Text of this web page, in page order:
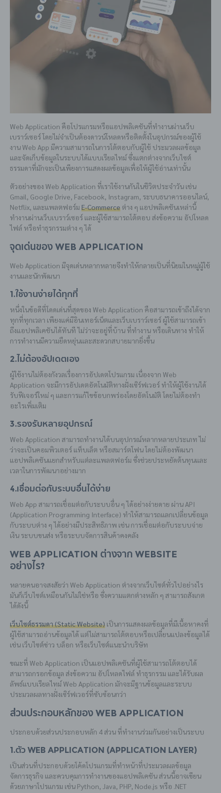
Web Application คือโปรแกรมหรือแอปพลิเคชันที่ทำงานผ่านเว็บ
เบราว์เซอร์ โดยไม่จำเป็นต้องดาวน์โหลดหรือติดตั้งในอุปกรณ์ของผู้ใช้
งาน Web App มีความสามารถในการโต้ตอบกับผู้ใช้ ประมวลผลข้อมูล
และจัดเก็บข้อมูลในระบบได้แบบเรียลไทม์ ซึ่งแตกต่างจากเว็บไซต์
ธรรมดาที่มักจะเป็นเพียงการแสดงผลข้อมูลเพื่อให้ผู้ใช้อ่านเท่านั้น
ตัวอย่างของ Web Application ที่เราใช้งานกันในชีวิตประจำวัน เช่น
Gmail, Google Drive, Facebook, Instagram, ระบบธนาคารออนไลน์,
Netflix, และแพลตฟอร์ม E-Commerce ต่าง ๆ แอปพลิเคชันเหล่านี้
ทำงานผ่านเว็บเบราว์เซอร์ และผู้ใช้สามารถโต้ตอบ ส่งข้อความ อัปโหลด
ไฟล์ หรือทำธุรกรรมต่าง ๆ ได้
จุดเด่นของ Web Application
Web Application มีจุดเด่นหลากหลายจึงทำให้กลายเป็นที่นิยมในหมู่ผู้ใช้
งานและนักพัฒนา
1.ใช้งานง่ายได้ทุกที่
หนึ่งในข้อดีที่โดดเด่นที่สุดของ Web Application คือสามารถเข้าถึงได้จาก
ทุกที่ทุกเวลา เพียงแค่มีอินเทอร์เน็ตและเว็บเบราว์เซอร์ ผู้ใช้สามารถเข้า
ถึงแอปพลิเคชันได้ทันที ไม่ว่าจะอยู่ที่บ้าน ที่ทำงาน หรือเดินทาง ทำให้
การทำงานมีความยืดหยุ่นและสะดวกสบายมากยิ่งขึ้น
2.ไม่ต้องอัปเดตเอง
ผู้ใช้งานไม่ต้องกังวลเรื่องการอัปเดตโปรแกรม เนื่องจาก Web
Application จะมีการอัปเดตอัตโนมัติทางฝั่งเซิร์ฟเวอร์ ทำให้ผู้ใช้งานได้
รับฟีเจอร์ใหม่ ๆ และการแก้ไขข้อบกพร่องโดยอัตโนมัติ โดยไม่ต้องทำ
อะไรเพิ่มเติม
3.รองรับหลายอุปกรณ์
Web Application สามารถทำงานได้บนอุปกรณ์หลากหลายประเภท ไม่
ว่าจะเป็นคอมพิวเตอร์ แท็บเล็ต หรือสมาร์ตโฟน โดยไม่ต้องพัฒนา
แอปพลิเคชันแยกสำหรับแต่ละแพลตฟอร์ม ซึ่งช่วยประหยัดต้นทุนและ
เวลาในการพัฒนาอย่างมาก
4.เชื่อมต่อกับระบบอื่นได้ง่าย
Web App สามารถเชื่อมต่อกับระบบอื่น ๆ ได้อย่างง่ายดาย ผ่าน API
(Application Programming Interface) ทำให้สามารถแลกเปลี่ยนข้อมูล
กับระบบต่าง ๆ ได้อย่างมีประสิทธิภาพ เช่น การเชื่อมต่อกับระบบจ่าย
เงิน ระบบขนส่ง หรือระบบจัดการสินค้าคงคลัง
Web Application ต่างจาก Website
อย่างไร?
หลายคนอาจสงสัยว่า Web Application ต่างจากเว็บไซต์ทั่วไปอย่างไร
มันก็เว็บไซต์เหมือนกันไม่ใช่หรือ ซึ่งความแตกต่างหลัก ๆ สามารถสังเกต
ได้ดังนี้
เว็บไซต์ธรรมดา (Static Website) เป็นการแสดงผลข้อมูลที่มีเนื้อหาคงที่
ผู้ใช้สามารถอ่านข้อมูลได้ แต่ไม่สามารถโต้ตอบหรือเปลี่ยนแปลงข้อมูลได้
เช่น เว็บไซต์ข่าว บล็อก หรือเว็บไซต์แนะนำบริษัท
ขณะที่ Web Application เป็นแอปพลิเคชันที่ผู้ใช้สามารถโต้ตอบได้
สามารถกรอกข้อมูล ส่งข้อความ อัปโหลดไฟล์ ทำธุรกรรม และได้รับผล
ลัพธ์แบบเรียลไทม์ Web Application มักจะมีฐานข้อมูลและระบบ
ประมวลผลทางฝั่งเซิร์ฟเวอร์ที่ซับซ้อนกว่า
ส่วนประกอบหลักของ Web Application
ประกอบด้วยส่วนประกอบหลัก 4 ส่วน ที่ทำงานร่วมกันอย่างเป็นระบบ
1.ตัว Web Application (Application Layer)
เป็นส่วนที่ประกอบด้วยโค้ดโปรแกรมที่ทำหน้าที่ประมวลผลข้อมูล
จัดการธุรกิจ และควบคุมการทำงานของแอปพลิเคชัน ส่วนนี้อาจเขียน
ด้วยภาษาโปรแกรม เช่น Python, Java, PHP, Node.js หรือ .NET